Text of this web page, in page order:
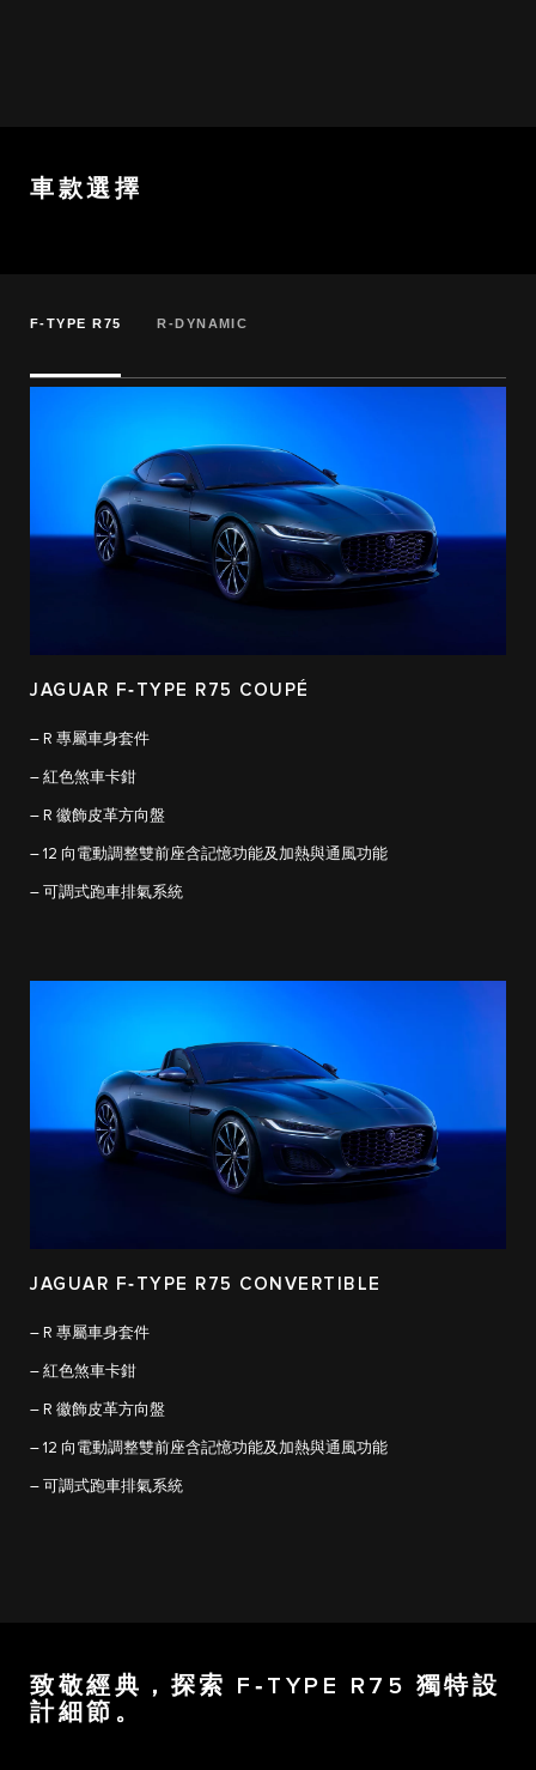
車款選擇
F‑TYPE R75 R‑DYNAMIC
JAGUAR F‑TYPE R75 COUPÉ
– R 專屬車身套件
– 紅色煞車卡鉗
– R 徽飾皮革方向盤
– 12 向電動調整雙前座含記憶功能及加熱與通風功能
– 可調式跑車排氣系統
JAGUAR F‑TYPE R75 CONVERTIBLE
– R 專屬車身套件
– 紅色煞車卡鉗
– R 徽飾皮革方向盤
– 12 向電動調整雙前座含記憶功能及加熱與通風功能
– 可調式跑車排氣系統
致敬經典，探索 F‑TYPE R75 獨特設
計細節。